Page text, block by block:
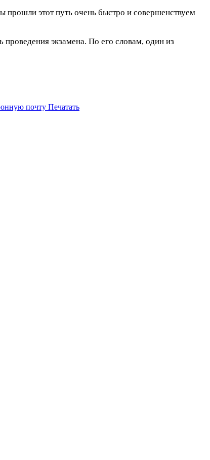
прошли этот путь очень быстро и совершенствуем
экзамена. По его словам, один из
почту Печатать